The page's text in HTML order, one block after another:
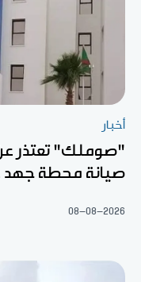
أخبار
"صوملك" تعتذر
صيانة محطة جهد
08-08-2026